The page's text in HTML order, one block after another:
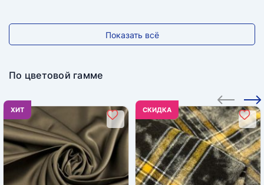
Показать всё
По цветовой гамме
ХИТ CКИДКА